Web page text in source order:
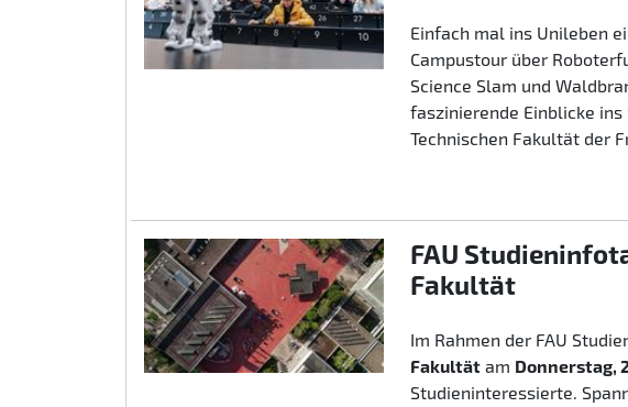
Einfach mal ins Unileben
Campustour über
Science Slam und
faszinierende Einblicke
Technischen Fakultät der
FAU
Fakultät
Im Rahmen der FAU
Fakultät am Donnerstag,
Studieninteressierte.